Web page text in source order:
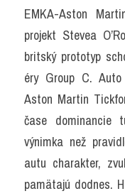
EMKA-Aston
projekt Stevea
britský prototyp
éry Group C. Auto
Aston Martin
čase dominancie
výnimka než
autu charakter,
pamätajú dodnes.